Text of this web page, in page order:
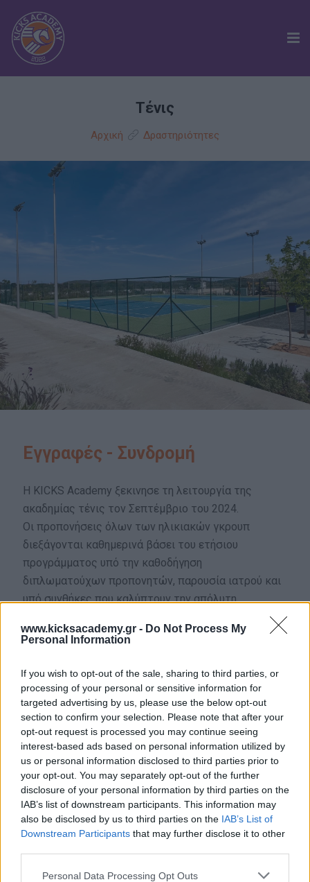
www.kicksacademy.gr - Do Not Process My
Personal Information
If you wish to opt-out of the sale, sharing to third parties, or
processing of your personal or sensitive information for
targeted advertising by us, please use the below opt-out
section to confirm your selection. Please note that after your
opt-out request is processed you may continue seeing
interest-based ads based on personal information utilized by
us or personal information disclosed to third parties prior to
your opt-out. You may separately opt-out of the further
disclosure of your personal information by third parties on the
IAB’s list of downstream participants. This information may
also be disclosed by us to third parties on the IAB’s List of
Downstream Participants that may further disclose it to other
Personal Data Processing Opt Outs
ΤΕΝΙΣ
ΕΓΚΑΤΑΣΤΑΣΕΙΣ
Τένις
Αρχική Δραστηριότητες
Εγγραφές - Συνδρομή
Η KICKS Academy ξεκινησε τη λειτουργία της
ακαδημίας τένις τον Σεπτέμβριο του 2024.
Οι προπονήσεις όλων των ηλικιακών γκρουπ
διεξάγονται καθημερινά βάσει του ετήσιου
προγράμματος υπό την καθοδήγηση
διπλωματούχων προπονητών, παρουσία ιατρού και
υπό συνθήκες που καλύπτουν την απόλυτη